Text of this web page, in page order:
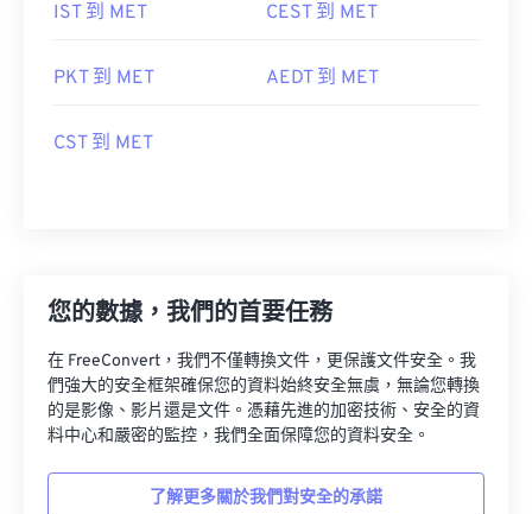
IST 到 MET CEST 到 MET
PKT 到 MET AEDT 到 MET
CST 到 MET
您的數據，我們的首要任務
在 FreeConvert，我們不僅轉換文件，更保護文件安全。我
們強大的安全框架確保您的資料始終安全無虞，無論您轉換
的是影像、影片還是文件。憑藉先進的加密技術、安全的資
料中心和嚴密的監控，我們全面保障您的資料安全。
了解更多關於我們對安全的承諾